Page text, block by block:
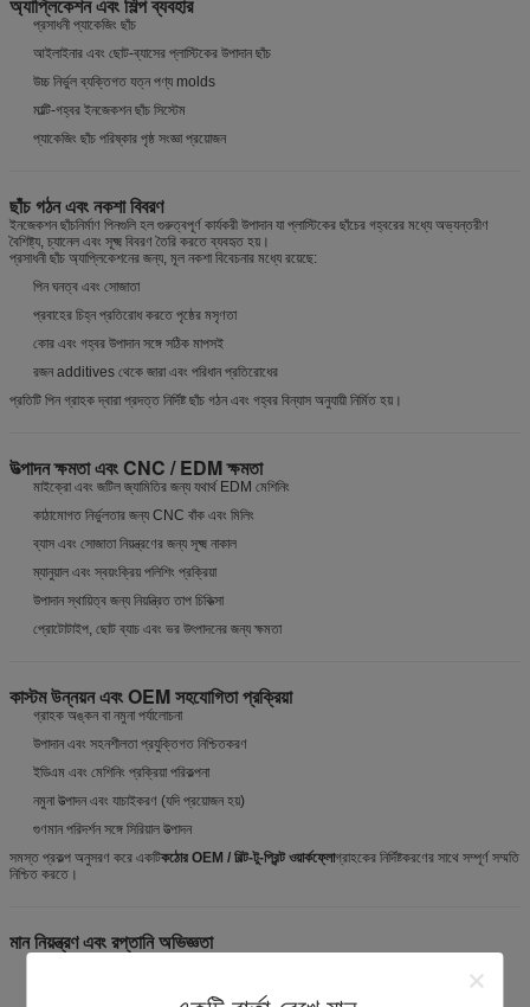
প্রসাধনী প্যাকেজিং ছাঁচ
আইলাইনার এবং ছোট-ব্যাসের প্লাস্টিকের উপাদান ছাঁচ
উচ্চ নির্ভুল ব্যক্তিগত যত্ন পণ্য molds
মাল্টি-গহ্বর ইনজেকশন ছাঁচ সিস্টেম
প্যাকেজিং ছাঁচ পরিষ্কার পৃষ্ঠ সংজ্ঞা প্রয়োজন
ছাঁচ গঠন এবং নকশা বিবরণ
ইনজেকশন ছাঁচনির্মাণ পিনগুলি হল গুরুত্বপূর্ণ কার্যকরী উপাদান যা প্লাস্টিকের ছাঁচের গহ্বরের মধ্যে অভ্যন্তরীণ
বৈশিষ্ট্য, চ্যানেল এবং সূক্ষ্ম বিবরণ তৈরি করতে ব্যবহৃত হয়।
প্রসাধনী ছাঁচ অ্যাপ্লিকেশনের জন্য, মূল নকশা বিবেচনার মধ্যে রয়েছে:
পিন ঘনত্ব এবং সোজাতা
প্রবাহের চিহ্ন প্রতিরোধ করতে পৃষ্ঠের মসৃণতা
কোর এবং গহ্বর উপাদান সঙ্গে সঠিক মাপসই
রজন additives থেকে জারা এবং পরিধান প্রতিরোধের
প্রতিটি পিন গ্রাহক দ্বারা প্রদত্ত নির্দিষ্ট ছাঁচ গঠন এবং গহ্বর বিন্যাস অনুযায়ী নির্মিত হয়।
উত্পাদন ক্ষমতা এবং CNC / EDM ক্ষমতা
মাইক্রো এবং জটিল জ্যামিতির জন্য যথার্থ EDM মেশিনিং
কাঠামোগত নির্ভুলতার জন্য CNC বাঁক এবং মিলিং
ব্যাস এবং সোজাতা নিয়ন্ত্রণের জন্য সূক্ষ্ম নাকাল
ম্যানুয়াল এবং স্বয়ংক্রিয় পলিশিং প্রক্রিয়া
উপাদান স্থায়িত্ব জন্য নিয়ন্ত্রিত তাপ চিকিত্সা
প্রোটোটাইপ, ছোট ব্যাচ এবং ভর উৎপাদনের জন্য ক্ষমতা
কাস্টম উন্নয়ন এবং OEM সহযোগিতা প্রক্রিয়া
গ্রাহক অঙ্কন বা নমুনা পর্যালোচনা
উপাদান এবং সহনশীলতা প্রযুক্তিগত নিশ্চিতকরণ
ইডিএম এবং মেশিনিং প্রক্রিয়া পরিকল্পনা
নমুনা উত্পাদন এবং যাচাইকরণ (যদি প্রয়োজন হয়)
গুণমান পরিদর্শন সঙ্গে সিরিয়াল উত্পাদন
সমস্ত প্রকল্প অনুসরণ করে একটিকঠোর OEM / বিল্ট-টু-প্রিন্ট ওয়ার্কফ্লোগ্রাহকের নির্দিষ্টকরণের সাথে সম্পূর্ণ সম্মতি
নিশ্চিত করতে।
মান নিয়ন্ত্রণ এবং রপ্তানি অভিজ্ঞতা